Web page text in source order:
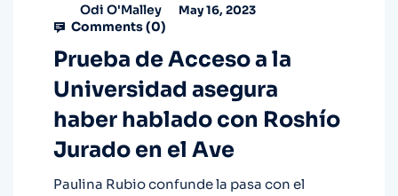
Odi O'Malley May 16, 2023
Comments (0)
Prueba de Acceso a la
Universidad asegura
haber hablado con Roshío
Jurado en el Ave
Paulina Rubio confunde la pasa con el